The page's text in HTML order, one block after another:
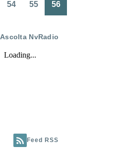
paginaprecedente
54 55 56
Ascolta NvRadio
Feed RSS